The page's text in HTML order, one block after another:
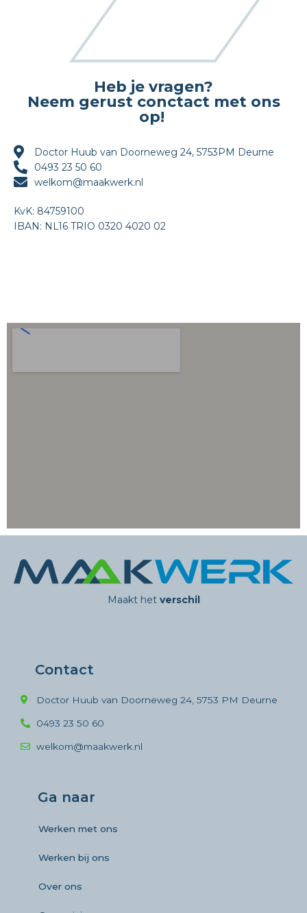
Heb je vragen?
Neem gerust conctact met ons
op!
Doctor Huub van Doorneweg 24, 5753PM Deurne
0493 23 50 60
welkom@maakwerk.nl
KvK: 84759100
IBAN: NL16 TRIO 0320 4020 02
Maakt het verschil
Contact
Doctor Huub van Doorneweg 24, 5753 PM Deurne
0493 23 50 60
welkom@maakwerk.nl
Ga naar
Werken met ons
Werken bij ons
Over ons